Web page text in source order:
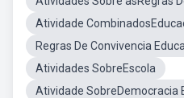
Atividade
Regras De Convivencia
Atividades SobreEscola
Atividade SobreDemocracia